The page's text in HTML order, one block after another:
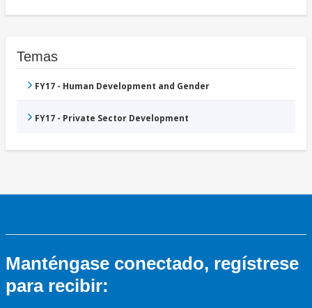
Temas
FY17 - Human Development and Gender
FY17 - Private Sector Development
Manténgase conectado, regístrese
para recibir: